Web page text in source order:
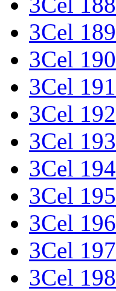
3Cel 189
3Cel 190
3Cel 191
3Cel 192
3Cel 193
3Cel 194
3Cel 195
3Cel 196
3Cel 197
3Cel 198